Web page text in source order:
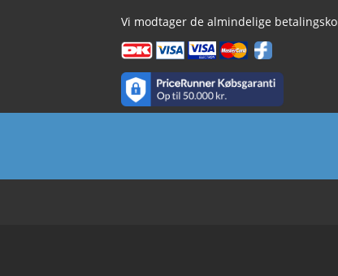
Vi modtager de almindelige